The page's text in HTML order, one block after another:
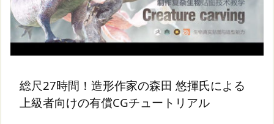
総尺27時間！造形作家の森田 悠揮氏による
上級者向けの有償CGチュートリアル